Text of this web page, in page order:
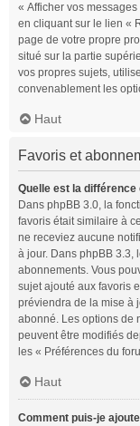
« Afficher vos
en cliquant sur le lien «
page de votre propre
situé sur la partie
vos propres sujets,
convenablement les
Haut
Favoris et
Quelle est la
Dans phpBB 3.0, la
favoris était similaire à
ne receviez aucune
à jour. Dans phpBB 3.3,
abonnements. Vous
sujet ajouté aux favoris
préviendra de la mise à
abonné. Les options de
peuvent être modifiés
les « Préférences du
Haut
Comment puis-je